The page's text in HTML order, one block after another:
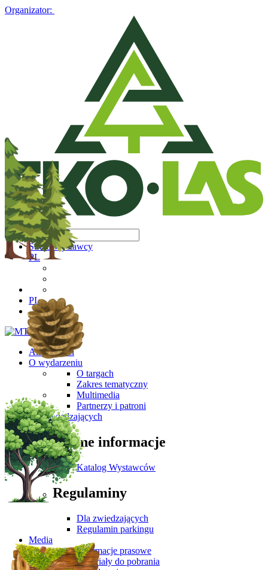
Organizator:
Strefa Wystawcy
PL
PL
Aktualności
O wydarzeniu
O targach
Zakres tematyczny
Multimedia
Partnerzy i patroni
Dla Zwiedzających
Ważne informacje
Katalog Wystawców
Regulaminy
Dla zwiedzających
Regulamin parkingu
Media
Informacje prasowe
Materiały do pobrania